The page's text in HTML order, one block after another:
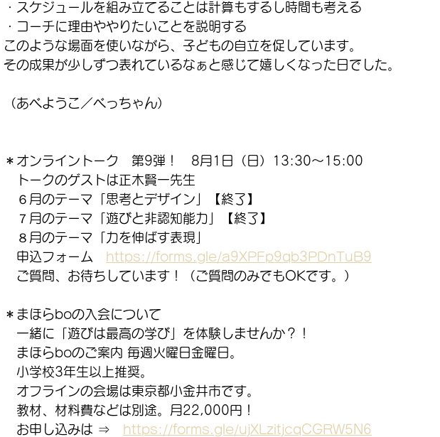
・スケジュールを組み立てることは計算もするし時間も考える
・コーチに理由ややりたいことを説明する
このような場面を使いながら、子どもの自立を促しています。
その成果が少しずつ表れているなぁと感じて嬉しくなった日でした。
（あべようこ／べっちゃん）
＊オンライントーク　第9弾！　8月1日（日）13:30～15:00
トークのゲストは正木賢一先生
６月のテーマ「思考とデザイン」【終了】
７月のテーマ「遊びと非認知能力」【終了】
８月のテーマ「力を伸ばす表現」
申込フォーム
https://forms.gle/a9XPFp9qb3PDnTuB9
ご質問、お待ちしています！（ご質問のみでもOKです。）
＊まほらboの入会について
一緒に「遊びは最高の学び」を体験しませんか？！
まほらboのご案内 毎週火曜日金曜日。
小学校3年生以上推奨。
オフラインの会場は東京都小金井市です。
教材、材料費などは別途。月22,000円！
お申し込みは ⇒
https://forms.gle/ujXLzitjcqCGRW5N6